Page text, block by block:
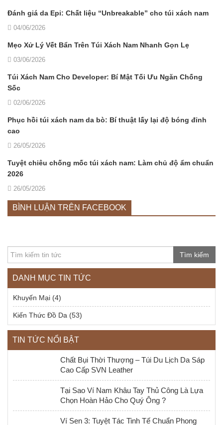
Đánh giá da Epi: Chất liệu “Unbreakable” cho túi xách nam
04/06/2026
Mẹo Xử Lý Vết Bẩn Trên Túi Xách Nam Nhanh Gọn Lẹ
03/06/2026
Túi Xách Nam Cho Developer: Bí Mật Tối Ưu Ngăn Chống
Sốc
02/06/2026
Phục hồi túi xách nam da bò: Bí thuật lấy lại độ bóng đỉnh
cao
26/05/2026
Tuyệt chiêu chống mốc túi xách nam: Làm chủ độ ẩm chuẩn
2026
26/05/2026
BÌNH LUẬN TRÊN FACEBOOK
Tìm kiếm
DANH MỤC TIN TỨC
Khuyến Mại (4)
Kiến Thức Đồ Da (53)
TIN TỨC NỔI BẬT
Chất Bụi Thời Thượng – Túi Du Lịch Da Sáp
Cao Cấp SVN Leather
Tại Sao Ví Nam Khâu Tay Thủ Công Là Lựa
Chọn Hoàn Hảo Cho Quý Ông ?
Ví Sen 3: Tuyệt Tác Tinh Tế Chuẩn Phong